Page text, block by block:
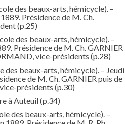
des beaux-arts, hémicycle). –
Présidence de M. Ch.
(p.25)
des beaux-arts, hémicycle). –
Présidence de M. Ch. GARNIER
vice-présidents (p.28)
des beaux-arts, hémicycle). – Jeudi
de M. Ch. GARNIER puis de
présidents (p.30)
à Auteuil(p.34)
des beaux-arts, hémicycle). –